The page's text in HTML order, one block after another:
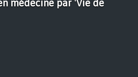
médecine par 'Vie de